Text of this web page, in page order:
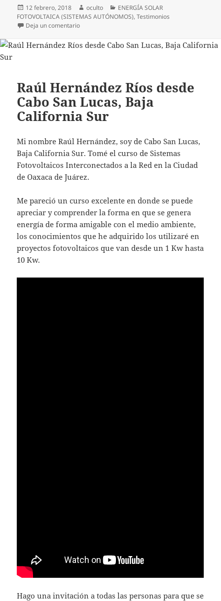
Publicado
el
12 febrero, 2018 Autor
oculto Categorías
ENERGÍA SOLAR
FOTOVOLTAICA (SISTEMAS AUTÓNOMOS),Testimonios
Deja un comentarioen Raúl Molina, participante de nuestro curso en
Raúl Hernández Ríos desde
Cabo San Lucas, Baja
California Sur
Mi nombre Raúl Hernández, soy de Cabo San Lucas,
Baja California Sur. Tomé el curso de Sistemas
Fotovoltaicos Interconectados a la Red en la Ciudad
de Oaxaca de Juárez.
Me pareció un curso excelente en donde se puede
apreciar y comprender la forma en que se genera
energía de forma amigable con el medio ambiente,
los conocimientos que he adquirido los utilizaré en
proyectos fotovoltaicos que van desde un 1 Kw hasta
10 Kw.
Hago una invitación a todas las personas para que se